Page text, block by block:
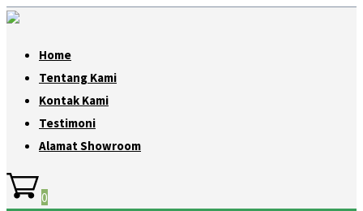
Home
Tentang Kami
Kontak Kami
Testimoni
Alamat Showroom
0